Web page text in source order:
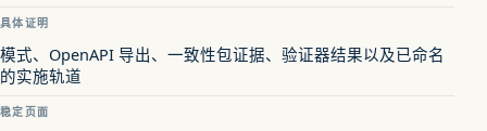
具体证明
模式、OpenAPI 导出、一致性包证据、验证器结果以及已命名
的实施轨道
稳定页面